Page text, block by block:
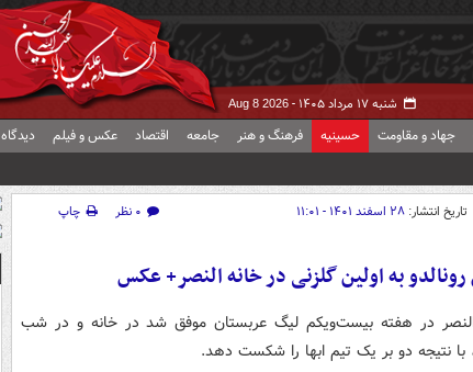
شنبه ۱۷ مرداد ۱۴۰۵ - Aug 8 2026
جهاد و مقاومت حسینیه فرهنگ و هنر جامعه اقتصاد عکس و فیلم دیدگاه
تاریخ انتشار: ۲۸ اسفند ۱۴۰۱ - ۱۱:۰۱ ۰ نظر
چاپ
به اولین گلزنی در خانه النصر+ عکس
در هفته بیست‌ویکم لیگ عربستان موفق شد در خانه و در شب
با نتیجه دو بر یک تیم ابها را شکست دهد.